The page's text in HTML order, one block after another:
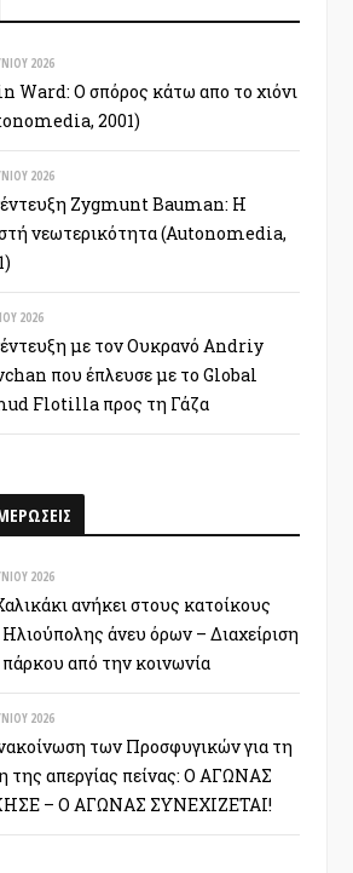
2026
Ward: Ο σπόρος κάτω απο το χιόνι
2001)
2026
Zygmunt Bauman: Η
νεωτερικότητα (Autonomedia,
2026
με τον Ουκρανό Andriy
που έπλευσε με το Global
Flotilla προς τη Γάζα
2026
ανήκει στους κατοίκους
άνευ όρων – Διαχείριση
από την κοινωνία
2026
των Προσφυγικών για τη
της απεργίας πείνας: Ο ΑΓΩΝΑΣ
– Ο ΑΓΩΝΑΣ ΣΥΝΕΧΙΖΕΤΑΙ!